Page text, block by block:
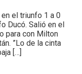
el triunfo 1 a 0
Ducó. Salió en el
para con Milton
”Lo de la cinta
[…]